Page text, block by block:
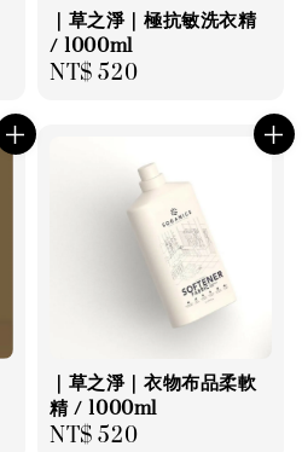
｜草之淨｜極抗敏洗衣精
/ 1000ml
Regular
NT$ 520
｜草之淨｜衣物布品柔軟
精 / 1000ml
Regular
NT$ 520